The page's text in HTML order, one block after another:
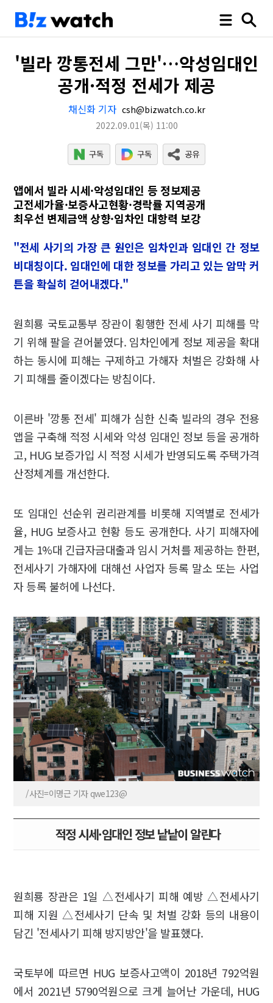
'빌라 깡통전세 그만'…악성임대인
공개·적정 전세가 제공
채신화 기자 csh@bizwatch.co.kr
2022.09.01(목) 11:00
앱에서 빌라 시세·악성임대인 등 정보제공
고전세가율·보증사고현황·경락률 지역공개
최우선 변제금액 상향·임차인 대항력 보강
"전세 사기의 가장 큰 원인은 임차인과 임대인 간 정보
비대칭이다. 임대인에 대한 정보를 가리고 있는 암막 커
튼을 확실히 걷어내겠다."
원희룡 국토교통부 장관이 횡행한 전세 사기 피해를 막
기 위해 팔을 걷어붙였다. 임차인에게 정보 제공을 확대
하는 동시에 피해는 구제하고 가해자 처벌은 강화해 사
기 피해를 줄이겠다는 방침이다.
이른바 '깡통 전세' 피해가 심한 신축 빌라의 경우 전용
앱을 구축해 적정 시세와 악성 임대인 정보 등을 공개하
고, HUG 보증가입 시 적정 시세가 반영되도록 주택가격
산정체계를 개선한다.
또 임대인 선순위 권리관계를 비롯해 지역별로 전세가
율, HUG 보증사고 현황 등도 공개한다. 사기 피해자에
게는 1%대 긴급자금대출과 임시 거처를 제공하는 한편,
전세사기 가해자에 대해선 사업자 등록 말소 또는 사업
자 등록 불허에 나선다.
/사진=이명근 기자 qwe123@
적정 시세·임대인 정보 낱낱이 알린다
원희룡 장관은 1일 △전세사기 피해 예방 △전세사기
피해 지원 △전세사기 단속 및 처벌 강화 등의 내용이
담긴 '전세사기 피해 방지방안'을 발표했다.
국토부에 따르면 HUG 보증사고액이 2018년 792억원
에서 2021년 5790억원으로 크게 늘어난 가운데, HUG